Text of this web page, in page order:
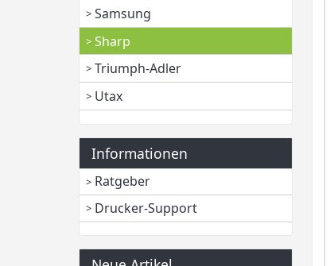
Samsung
Sharp
Triumph-Adler
Utax
Informationen
Ratgeber
Drucker-Support